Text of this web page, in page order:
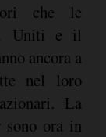
che le
Uniti e il
ancora a
nel loro
La
sono ora in